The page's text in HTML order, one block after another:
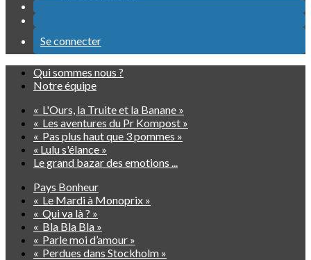
Se connecter
Qui sommes nous ?
Notre équipe
« L'Ours, la Truite et la Banane »
« Les aventures du Pr Kompost »
« Pas plus haut que 3 pommes »
« Lulu s'élance »
Le grand bazar des emotions ...
Pays Bonheur
« Le Mardi à Monoprix »
« Qui va là ? »
« Bla Bla Bla »
« Parle moi d’amour »
« Perdues dans Stockholm »